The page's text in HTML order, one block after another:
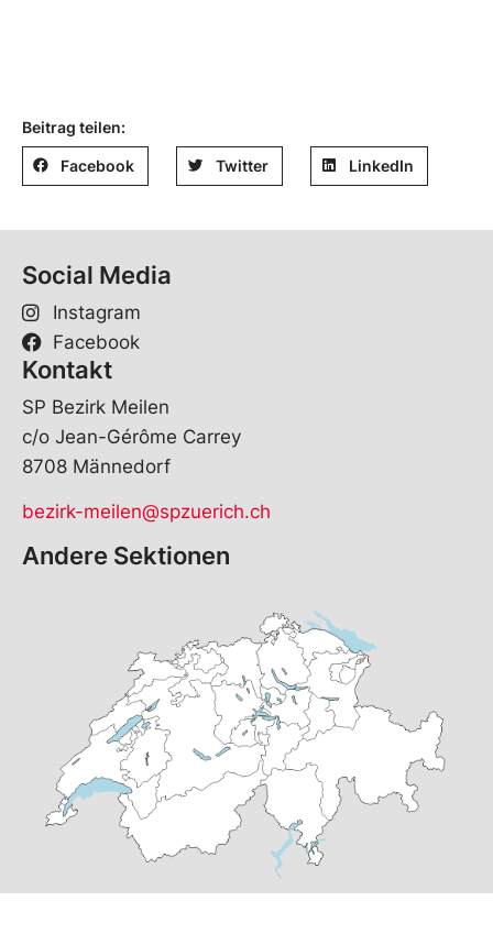
Beitrag teilen:
Facebook Twitter LinkedIn
Social Media
Instagram
Facebook
Kontakt
SP Bezirk Meilen
c/o Jean-Gérôme Carrey
8708 Männedorf
bezirk-meilen@spzuerich.ch
Andere Sektionen